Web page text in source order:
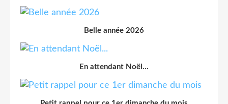
Belle année 2026
En attendant Noël...